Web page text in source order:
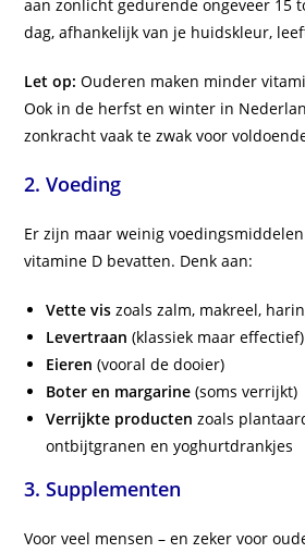
aan zonlicht gedurende ongeveer 15
dag, afhankelijk van je huidskleur,
Let op: Ouderen maken minder
Ook in de herfst en winter in
zonkracht vaak te zwak voor
2.Voeding
Er zijn maar weinig
vitamine D bevatten. Denk aan:
Vette vis zoals zalm, makreel,
Levertraan (klassiek maar effectief)
Eieren (vooral de dooier)
Boter en margarine (soms verrijkt)
Verrijkte producten zoals
ontbijtgranen en yoghurtdrankjes
3.Supplementen
Voor veel mensen – en zeker voor